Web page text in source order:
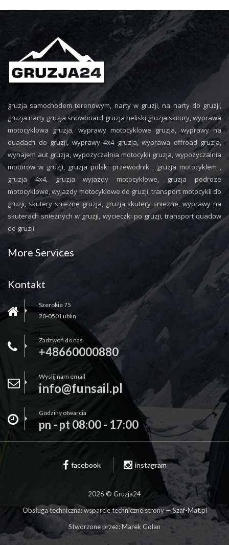
gruzja samochodem terenowym, narty w gruzji, na narty do gruzji,
gruzja narty gruzja snowboard gruzja heliski gruzja skitury, wyprawa
motocyklowa gruzja, wyprawy motocyklowe gruzja, wyprawy na
quadach do gruzji, wyprawy 4x4 gruzja, wyprawa offroad gruzja,
wynajem aut gruzja, wypozyczalnia motocykli gruzja, wypozyczalnia
motorow w gruzji, gruzja polski przewodnik , gruzja motocyklem ,
gruzja 4x4, gruzja wyjazdy motocyklowe, gruzja podroze
motocyklowe, wyjazdy motocyklowe do gruzji, transport motocykli do
gruzji, skutery sniezne gruzja, gruzja skutery sniezne, wyprawy na
skuterach snieznych w gruzji, wycieczki po gruzji, transport quadow
do gruzji
More Services
Kontakt
Szerokie 75
20-050 Lublin
Zadzwoń do nas
+48660000880
Wyslij nam email
info@funsail.pl
Godziny otwarcia
pn - pt 08:00 - 17:00
facebook instagram
2026 © Gruzja24
Obsługa techniczna:wsparcie techniczne strony — Szaf-Mat.pl
Stworzone przez:Marek Golan